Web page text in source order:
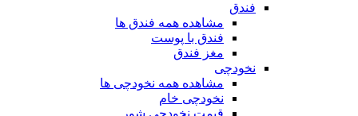
فندق
مشاهده همه فندق ها
فندق با پوست
مغز فندق
نخودچی
مشاهده همه نخودچی ها
نخودچی خام
قیمت نخودچی شور